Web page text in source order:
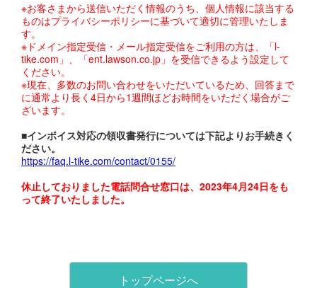
※お客さまから送信いただく情報のうち、個人情報に該当する
ものはプライバシーポリシーに基づいて適切に管理いたしま
す。
※ドメイン指定受信・メール指定受信をご利用の方は、「l-
tike.com」、「ent.lawson.co.jp」を受信できるよう設定して
ください。
※現在、多数のお問い合わせをいただいているため、回答まで
に通常より長く4日から1週間ほどお時間をいただく場合がご
ざいます。
■インボイス対応の領収書発行については下記よりお手続きく
ださい。
https://faq.l-tike.com/contact/0155/
休止しておりました電話問合せ窓口は、2023年4月24日をも
って終了いたしました。
トップページへ